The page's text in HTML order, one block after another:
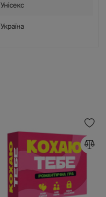
Унісекс
Україна